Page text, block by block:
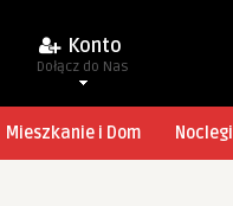
Konto
Dołącz do Nas
Mieszkanie i Dom Noclegi